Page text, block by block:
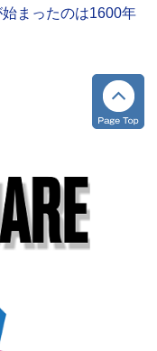
まったのは1600年